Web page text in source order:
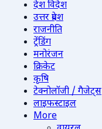
देश विदेश
उत्तर प्रदेश
राजनीति
ट्रेंडिंग
मनोरंजन
क्रिकेट
कृषि
टेक्नोलॉजी / गैजेट्स
लाइफस्टाइल
More